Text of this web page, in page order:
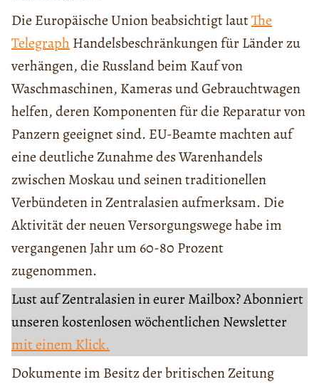
Die Europäische Union beabsichtigt lautThe
Telegraph Handelsbeschränkungen für Länder zu
verhängen, die Russland beim Kauf von
Waschmaschinen, Kameras und Gebrauchtwagen
helfen, deren Komponenten für die Reparatur von
Panzern geeignet sind. EU-Beamte machten auf
eine deutliche Zunahme des Warenhandels
zwischen Moskau und seinen traditionellen
Verbündeten in Zentralasien aufmerksam. Die
Aktivität der neuen Versorgungswege habe im
vergangenen Jahr um 60-80 Prozent
zugenommen.
Lust auf Zentralasien in eurer Mailbox? Abonniert
unseren kostenlosen wöchentlichen Newsletter
mit einem Klick.
Dokumente im Besitz der britischen Zeitung